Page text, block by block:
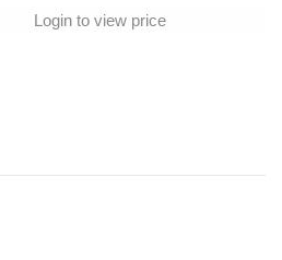
Login to view price